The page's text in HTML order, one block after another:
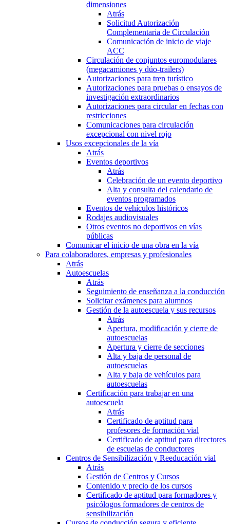
dimensiones
Atrás
Solicitud Autorización
Complementaria de Circulación
Comunicación de inicio de viaje
ACC
Circulación de conjuntos euromodulares
(megacamiones y dúo-trailers)
Autorizaciones para tren turístico
Autorizaciones para pruebas o ensayos de
investigación extraordinarios
Autorizaciones para circular en fechas con
restricciones
Comunicaciones para circulación
excepcional con nivel rojo
Usos excepcionales de la vía
Atrás
Eventos deportivos
Atrás
Celebración de un evento deportivo
Alta y consulta del calendario de
eventos programados
Eventos de vehículos históricos
Rodajes audiovisuales
Otros eventos no deportivos en vías
públicas
Comunicar el inicio de una obra en la vía
Para colaboradores, empresas y profesionales
Atrás
Autoescuelas
Atrás
Seguimiento de enseñanza a la conducción
Solicitar exámenes para alumnos
Gestión de la autoescuela y sus recursos
Atrás
Apertura, modificación y cierre de
autoescuelas
Apertura y cierre de secciones
Alta y baja de personal de
autoescuelas
Alta y baja de vehículos para
autoescuelas
Certificación para trabajar en una
autoescuela
Atrás
Certificado de aptitud para
profesores de formación vial
Certificado de aptitud para directores
de escuelas de conductores
Centros de Sensibilización y Reeducación vial
Atrás
Gestión de Centros y Cursos
Contenido y precio de los cursos
Certificado de aptitud para formadores y
psicólogos formadores de centros de
sensibilización